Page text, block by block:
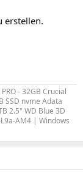
erstellen.
- 32GB Crucial
SSD nvme Adata
2.5" WD Blue 3D
L9a-AM4 | Windows